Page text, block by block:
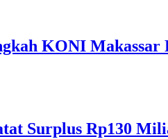
KONI
Surplus Rp130